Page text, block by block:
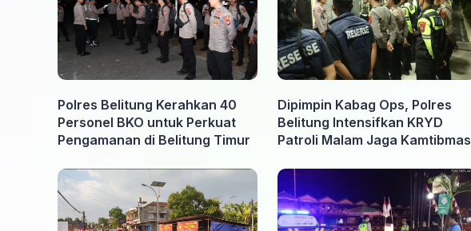
Polres Belitung Kerahkan 40
Personel BKO untuk Perkuat
Pengamanan di Belitung Timur
Dipimpin Kabag Ops, Polres
Belitung Intensifkan KRYD
Patroli Malam Jaga Kamtibmas